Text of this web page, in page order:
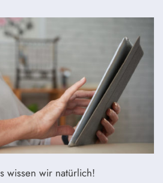
wissen wir natürlich!